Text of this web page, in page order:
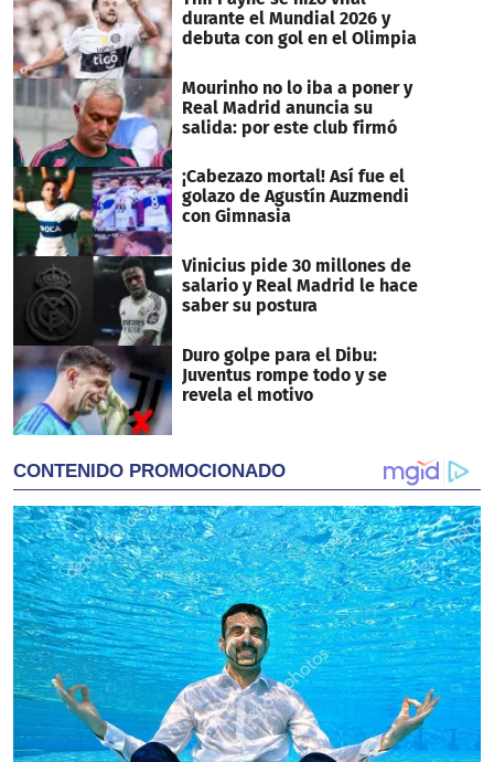
seconds
durante el Mundial 2026 y
debuta con gol en el Olimpia
Mourinho no lo iba a poner y
Real Madrid anuncia su
salida: por este club firmó
¡Cabezazo mortal! Así fue el
golazo de Agustín Auzmendi
con Gimnasia
Vinicius pide 30 millones de
salario y Real Madrid le hace
saber su postura
Duro golpe para el Dibu:
Juventus rompe todo y se
revela el motivo